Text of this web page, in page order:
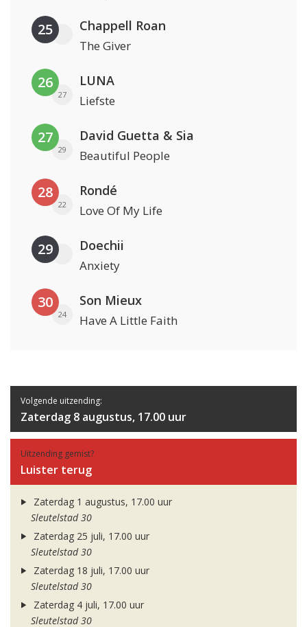
25 Chappell Roan
The Giver
26
27
LUNA
Liefste
27
29
David Guetta & Sia
Beautiful People
28
22
Rondé
Love Of My Life
29 Doechii
Anxiety
30
24
Son Mieux
Have A Little Faith
Volgende uitzending:
Zaterdag 8 augustus, 17.00 uur
Uitzending gemist?
Luister terug
Zaterdag 1 augustus, 17.00 uur
Sleutelstad 30
Zaterdag 25 juli, 17.00 uur
Sleutelstad 30
Zaterdag 18 juli, 17.00 uur
Sleutelstad 30
Zaterdag 4 juli, 17.00 uur
Sleutelstad 30